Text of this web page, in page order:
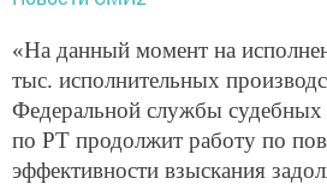
«На данный момент на
тыс. исполнительных
Федеральной службы судебных
по РТ продолжит работу по
эффективности взыскания